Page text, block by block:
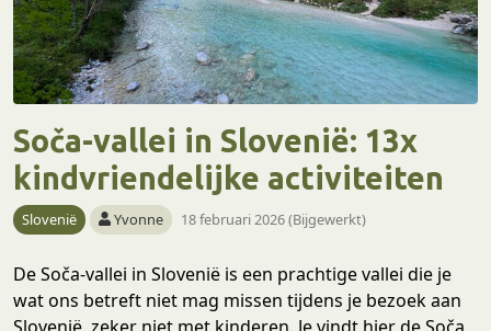
Soča-vallei in Slovenië: 13x
kindvriendelijke activiteiten
Slovenië Yvonne 18 februari 2026 (Bijgewerkt)
De Soča-vallei in Slovenië is een prachtige vallei die je
wat ons betreft niet mag missen tijdens je bezoek aan
Slovenië, zeker niet met kinderen. Je vindt hier de Soča